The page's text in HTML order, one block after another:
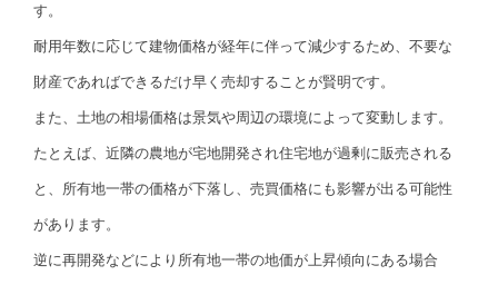
す。
耐用年数に応じて建物価格が経年に伴って減少するため、不要な
財産であればできるだけ早く売却することが賢明です。
また、土地の相場価格は景気や周辺の環境によって変動します。
たとえば、近隣の農地が宅地開発され住宅地が過剰に販売される
と、所有地一帯の価格が下落し、売買価格にも影響が出る可能性
があります。
逆に再開発などにより所有地一帯の地価が上昇傾向にある場合